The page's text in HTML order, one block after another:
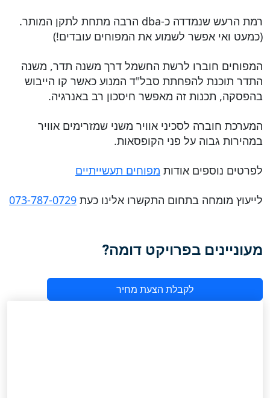
רמת הרעש שנמדדה כ-dba הרבה מתחת לתקן המותר.
(כמעט ואי אפשר לשמוע את המפוחים עובדים!)
המפוחים חוברו לרשת החשמל דרך משנה תדר, משנה
התדר תוכנת להפחתת סבל"ד המנוע כאשר קו הייבוש
בהפסקה, תכנות זה מאפשר חיסכון רב באנרגיה.
המערכת חוברה לסכיני אוויר משני שמזרימים אוויר
במהירות גבוה על פני הקופסאות.
לפרטים נוספים אודות מפוחים תעשייתיים
לייעוץ מומחה בתחום התקשרו אלינו כעת 073-787-0729
מעוניינים בפרויקט דומה?
לקבלת הצעת מחיר